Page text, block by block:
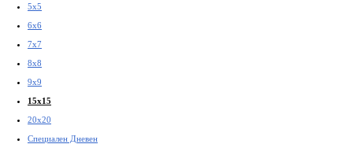
5x5
6x6
7x7
8x8
9x9
15x15
20x20
Специален Дневен